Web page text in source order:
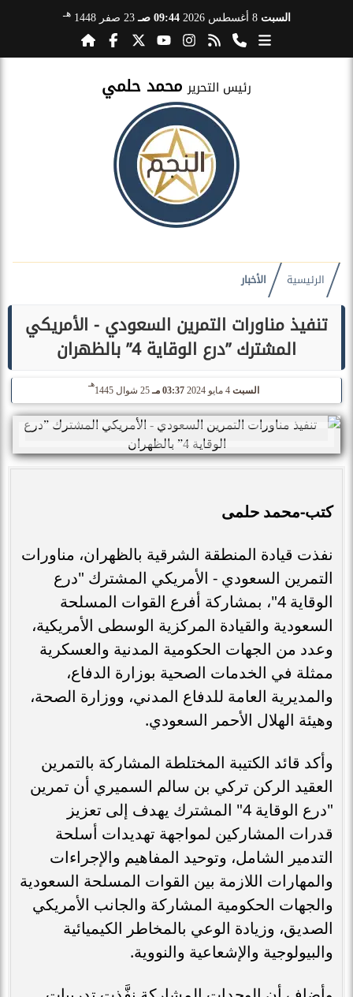
السبت 8 أغسطس 2026 09:44 صـ 23 صفر 1448 هـ
رئيس التحرير محمد حلمي
الرئيسية الأخبار
تنفيذ مناورات التمرين السعودي - الأمريكي
المشترك ”درع الوقاية 4” بالظهران
السبت 4 مايو 2024 03:37 مـ 25 شوال 1445
هـ
كتب-محمد حلمى
نفذت قيادة المنطقة الشرقية بالظهران، مناورات
التمرين السعودي - الأمريكي المشترك "درع
الوقاية 4"، بمشاركة أفرع القوات المسلحة
السعودية والقيادة المركزية الوسطى الأمريكية،
وعدد من الجهات الحكومية المدنية والعسكرية
ممثلة في الخدمات الصحية بوزارة الدفاع،
والمديرية العامة للدفاع المدني، ووزارة الصحة،
وهيئة الهلال الأحمر السعودي.
وأكد قائد الكتيبة المختلطة المشاركة بالتمرين
العقيد الركن تركي بن سالم السميري أن تمرين
"درع الوقاية 4" المشترك يهدف إلى تعزيز
قدرات المشاركين لمواجهة تهديدات أسلحة
التدمير الشامل، وتوحيد المفاهيم والإجراءات
والمهارات اللازمة بين القوات المسلحة السعودية
والجهات الحكومية المشاركة والجانب الأمريكي
الصديق، وزيادة الوعي بالمخاطر الكيميائية
والبيولوجية والإشعاعية والنووية.